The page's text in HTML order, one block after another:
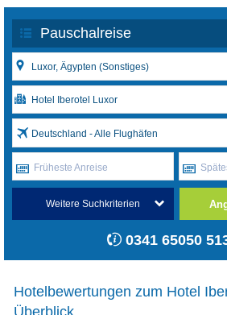
Deutschland - Alle Flughäfen
Früheste Anreise
Weitere Suchkriterien
0341 65050
Hotelbewertungen zum Hotel